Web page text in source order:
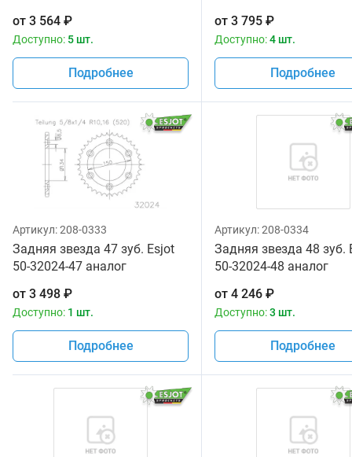
от 3 564 ₽
Доступно: 5 шт.
Подробнее
от 3 795 ₽
Доступно:4 шт.
Подробнее
Артикул:208-0333
Задняя звезда 47 зуб. Esjot
50-32024-47 аналог
от 3 498 ₽
Доступно: 1 шт.
Подробнее
Артикул:208-0334
Задняя звезда 48 зуб.
50-32024-48 аналог
от 4 246 ₽
Доступно:3 шт.
Подробнее